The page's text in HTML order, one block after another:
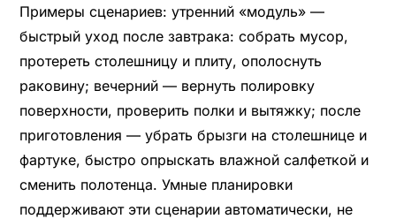
Примеры сценариев: утренний «модуль» —
быстрый уход после завтрака: собрать мусор,
протереть столешницу и плиту, ополоснуть
раковину; вечерний — вернуть полировку
поверхности, проверить полки и вытяжку; после
приготовления — убрать брызги на столешнице и
фартуке, быстро опрыскать влажной салфеткой и
сменить полотенца. Умные планировки
поддерживают эти сценарии автоматически, не